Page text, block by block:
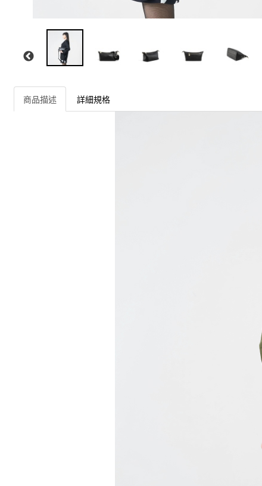
商品描述 詳細規格